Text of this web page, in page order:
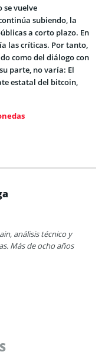
se vuelve
subiendo, la
a corto plazo. En
las críticas. Por tanto,
como del diálogo con
parte, no varía: El
estatal del bitcoin,
análisis técnico y
Más de ocho años